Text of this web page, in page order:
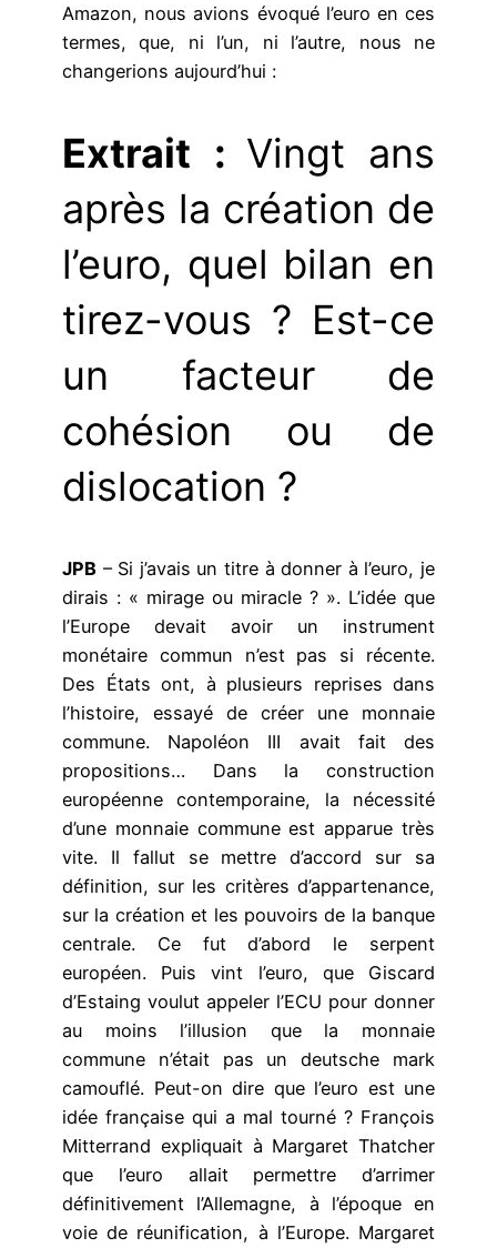
Amazon, nous avions évoqué l’euro en ces
termes, que, ni l’un, ni l’autre, nous ne
changerions aujourd’hui :
Extrait : Vingt ans
après la création de
l’euro, quel bilan en
tirez-vous ? Est-ce
un facteur de
cohésion ou de
dislocation ?
JPB – Si j’avais un titre à donner à l’euro, je
dirais : « mirage ou miracle ? ». L’idée que
l’Europe devait avoir un instrument
monétaire commun n’est pas si récente.
Des États ont, à plusieurs reprises dans
l’histoire, essayé de créer une monnaie
commune. Napoléon III avait fait des
propositions… Dans la construction
européenne contemporaine, la nécessité
d’une monnaie commune est apparue très
vite. Il fallut se mettre d’accord sur sa
définition, sur les critères d’appartenance,
sur la création et les pouvoirs de la banque
centrale. Ce fut d’abord le serpent
européen. Puis vint l’euro, que Giscard
d’Estaing voulut appeler l’ECU pour donner
au moins l’illusion que la monnaie
commune n’était pas un deutsche mark
camouflé. Peut-on dire que l’euro est une
idée française qui a mal tourné ? François
Mitterrand expliquait à Margaret Thatcher
que l’euro allait permettre d’arrimer
définitivement l’Allemagne, à l’époque en
voie de réunification, à l’Europe. Margaret